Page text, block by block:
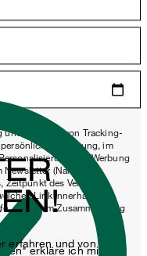
und Nutzung von Tracking-
Beratung, im
von Werbung
(Name des
Zeitpunkt des Versands,
Link innerhalb des
die ich im Zusammenhang
erkläre ich mich
erfahren und von